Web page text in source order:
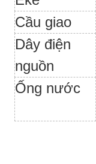
Cầu giao
Dây điện
nguồn
Ống nước